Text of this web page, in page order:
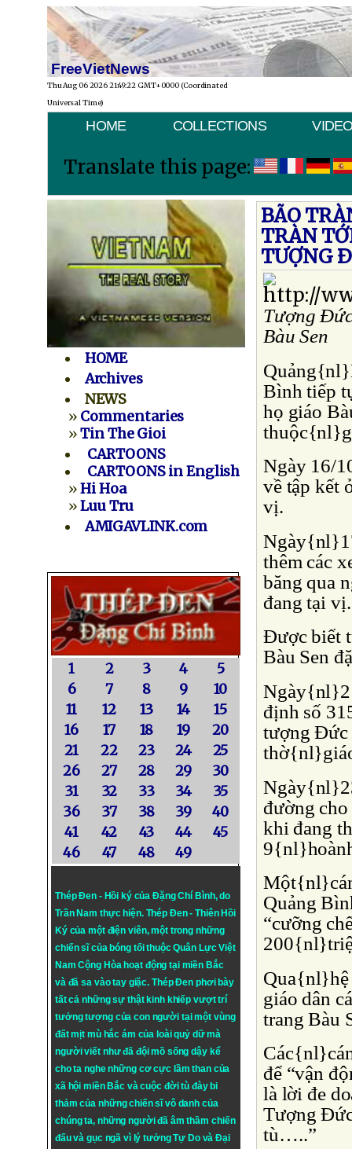
FreeVietNews
Thu Aug 06 2026 21:49:22 GMT+0000 (Coordinated
Universal Time)
HOME COLLECTIONS
Translate this page:
HOME
Archives
NEWS
» Commentaries
»Tin The Gioi
CARTOONS
CARTOONS in English
»Hi Hoa
»Luu Tru
AMIGAVLINK.com
1 2 3 4
5
6
7 8 9
10
11
12 13 14
15
16
17 18 19
20
21
22 23 24
25
26
27 28 29
30
31
32 33 34
35
36
37 38 39
40
41
42 43 44
45
46
47 48 49
Thép Đen - Hồi ký của Đặng Chí Bình, do
Trần Nam thực hiện. Thép Đen- Thiên Hồi
Ký của một điện viên, một trong những
chiến sĩ của bóng tối thuộc Quân Lực Việt
Nam Cộng Hòa hoạt động tại miền Bắc
và đã sa vào tay giặc. Thép Đen phơi bày
tất cả những sự thật kinh khiếp vượt trí
tưởng tượng của con người tại một vùng
đất mịt mù hắc ám của loài quỷ dữ mà
người viết như đã đội mồ sống dậy kể
cho ta nghe những cơ cực lầm than của
xã hội miền Bắc và cuộc đời tù đày bi
thảm của những chiến sĩ vô danh của
chúng ta, những người đã âm thầm chiến
đấu và gục ngã vì lý tưởngTự DovàĐại
BÃO
TRÀN
TƯỢNG
Tượng
Bàu Sen
Bình tiếp
họ giáo
Ngày 16/
về tập kết
vị.
thêm các
băng qua
đang tại vị.
Ðược biết
Bàu Sen
định số
tượng Ðức
đường
khi đang
Quảng
“cưỡng
Qua{nl}hệ
giáo dân
trang Bàu
để “vận
là lời đe
Tượng
tù…..”